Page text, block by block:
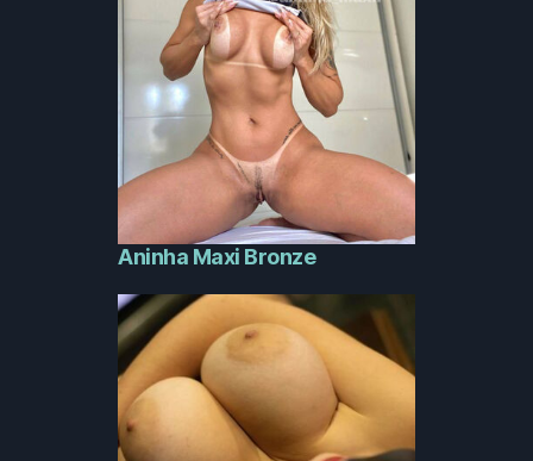
Aninha Maxi Bronze